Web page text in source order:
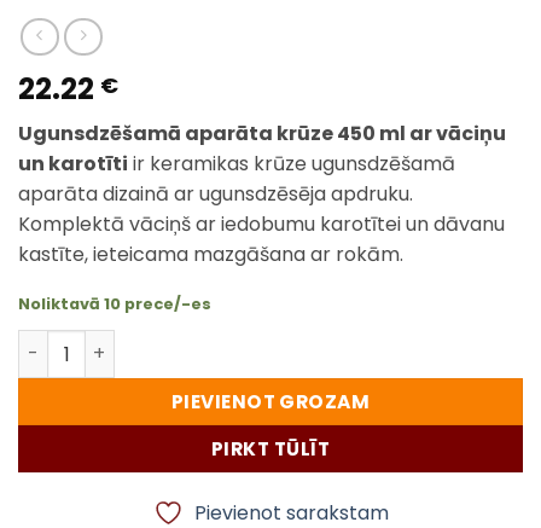
22.22 €
Ugunsdzēšamā aparāta krūze 450 ml ar vāciņu
un karotīti ir keramikas krūze ugunsdzēšamā
aparāta dizainā ar ugunsdzēsēja apdruku.
Komplektā vāciņš ar iedobumu karotītei un dāvanu
kastīte, ieteicama mazgāšana ar rokām.
Noliktavā 10 prece/-es
Ugunsdzēšamā aparāta krūze 450 ml ar vāciņu un
PIEVIENOT GROZAM
PIRKT TŪLĪT
Pievienot sarakstam